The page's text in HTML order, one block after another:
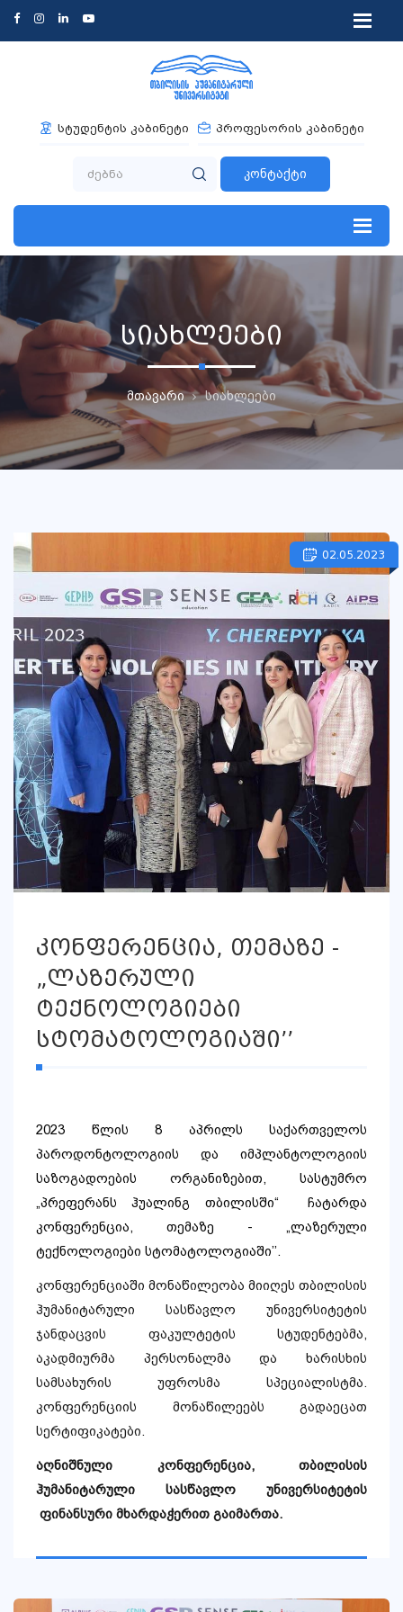
სტუდენტის კაბინეტი პროფესორის კაბინეტი
კონტაქტი
სიახლეები
მთავარი სიახლეები
02.05.2023
კონფერენცია, თემაზე -
„ლაზერული
ტექნოლოგიები
სტომატოლოგიაში’’
2023 წლის 8 აპრილს საქართველოს
პაროდონტოლოგიის
და
იმპლანტოლოგიის
საზოგადოების
ორგანიზებით, სასტუმრო
„პრეფერანს ჰუალინგ თბილისში“ ჩატარდა
კონფერენცია, თემაზე - „ლაზერული
ტექნოლოგიები სტომატოლოგიაში’’.
კონფერენციაში მონაწილეობა მიიღეს თბილისის
ჰუმანიტარული სასწავლო უნივერსიტეტის
ჯანდაცვის ფაკულტეტის სტუდენტებმა,
აკადმიურმა პერსონალმა და ხარისხის
სამსახურის უფროსმა სპეციალისტმა.
კონფერენციის მონაწილეებს გადაეცათ
სერტიფიკატები.
აღნიშნული კონფერენცია, თბილისის
ჰუმანიტარული სასწავლო უნივერსიტეტის
ფინანსური მხარდაჭერით გაიმართა.